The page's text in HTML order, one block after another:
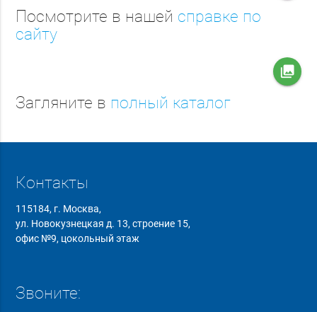
Посмотрите в нашей справке по
сайту
collections
Загляните в полный каталог
Контакты
115184, г. Москва,
ул. Новокузнецкая д. 13, строение 15,
офис №9, цокольный этаж
Звоните: